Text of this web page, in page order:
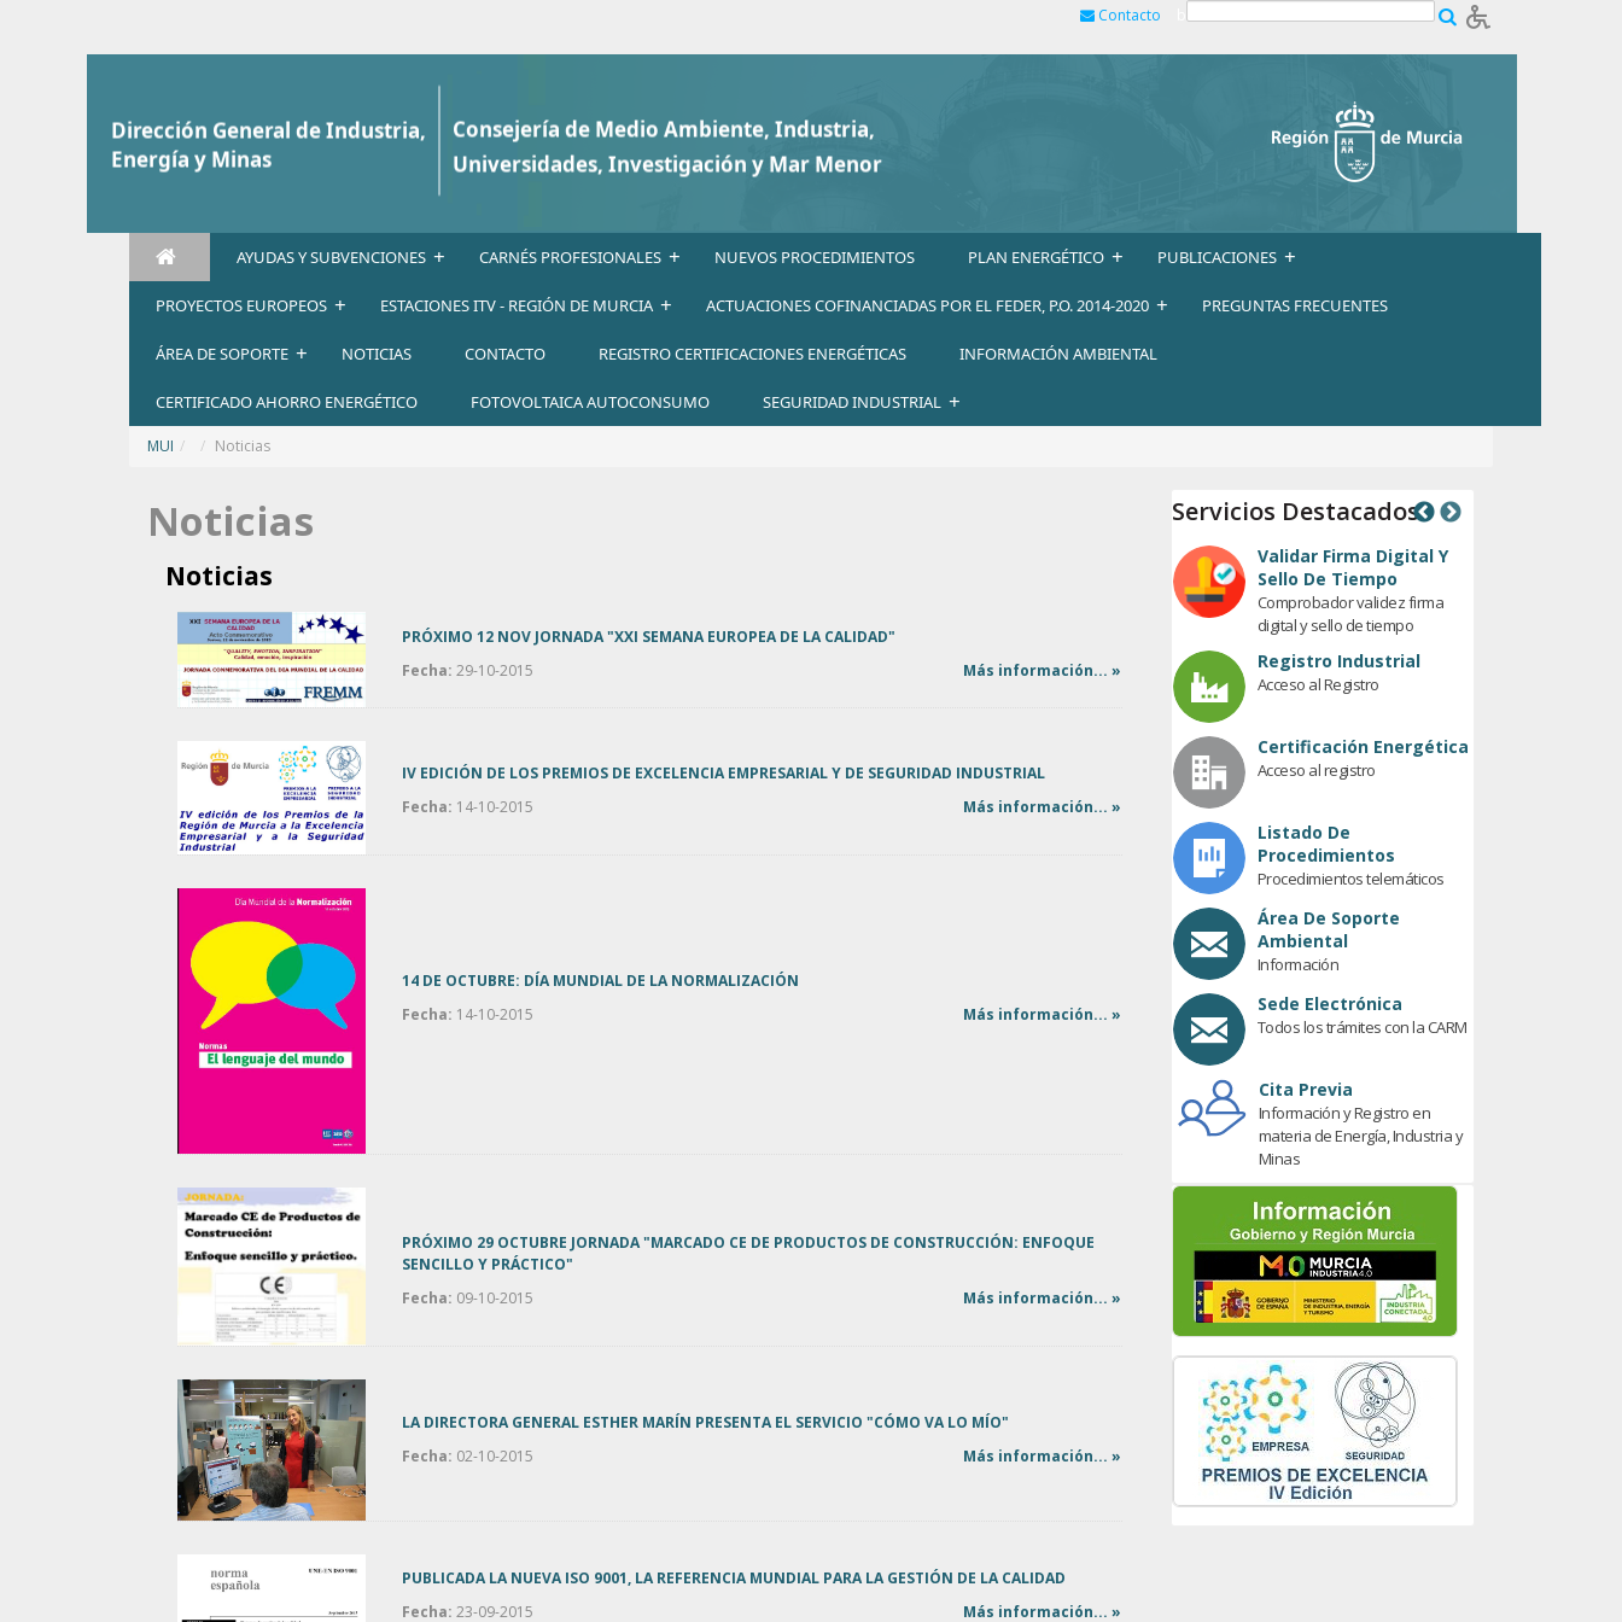
Contacto
AYUDAS Y SUBVENCIONES + CARNÉS PROFESIONALES + NUEVOS PROCEDIMIENTOS PLAN ENERGÉTICO + PUBLICACIONES +
PROYECTOS EUROPEOS + ESTACIONES ITV - REGIÓN DE MURCIA + ACTUACIONES COFINANCIADAS POR EL FEDER, P.O. 2014-2020 + PREGUNTAS FRECUENTES
ÁREA DE SOPORTE + NOTICIAS CONTACTO REGISTRO CERTIFICACIONES ENERGÉTICAS INFORMACIÓN AMBIENTAL
CERTIFICADO AHORRO ENERGÉTICO FOTOVOLTAICA AUTOCONSUMO SEGURIDAD INDUSTRIAL +
MUI / Noticias
Noticias
Noticias
PRÓXIMO 12 NOV JORNADA "XXI SEMANA EUROPEA DE LA CALIDAD"
Fecha: 29-10-2015 Más información... »
IV EDICIÓN DE LOS PREMIOS DE EXCELENCIA EMPRESARIAL Y DE SEGURIDAD INDUSTRIAL
Fecha: 14-10-2015 Más información... »
14 DE OCTUBRE: DÍA MUNDIAL DE LA NORMALIZACIÓN
Fecha: 14-10-2015 Más información... »
PRÓXIMO 29 OCTUBRE JORNADA "MARCADO CE DE PRODUCTOS DE CONSTRUCCIÓN: ENFOQUE
SENCILLO Y PRÁCTICO"
Fecha: 09-10-2015 Más información... »
LA DIRECTORA GENERAL ESTHER MARÍN PRESENTA EL SERVICIO "CÓMO VA LO MÍO"
Fecha: 02-10-2015 Más información... »
PUBLICADA LA NUEVA ISO 9001, LA REFERENCIA MUNDIAL PARA LA GESTIÓN DE LA CALIDAD
Fecha: 23-09-2015 Más información... »
Servicios Destacados
Validar Firma Digital Y
Sello De Tiempo
Comprobador validez firma
digital y sello de tiempo
Registro Industrial
Acceso al Registro
Certificación Energética
Acceso al registro
Listado De
Procedimientos
Procedimientos telemáticos
Área De Soporte
Ambiental
Información
Sede Electrónica
Todos los trámites con la CARM
Cita Previa
Información y Registro en
materia de Energía, Industria y
Minas
Previous